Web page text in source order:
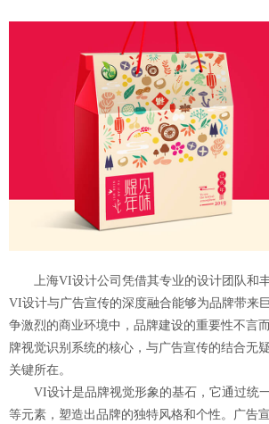
上海VI设计公司凭借其专业的设计团队和
VI设计与广告宣传的深度融合能够为品牌带来
争激烈的商业环境中，品牌建设的重要性不言
牌视觉识别系统的核心，与广告宣传的结合无
关键所在。
VI设计是品牌视觉形象的基石，它通过统
等元素，塑造出品牌的独特风格和个性。广告